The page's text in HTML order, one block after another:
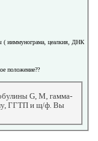
( ииммунограма, цеалкия, ДНК
положение??
G, М, гамма-
ГГТП и щ/ф. Вы